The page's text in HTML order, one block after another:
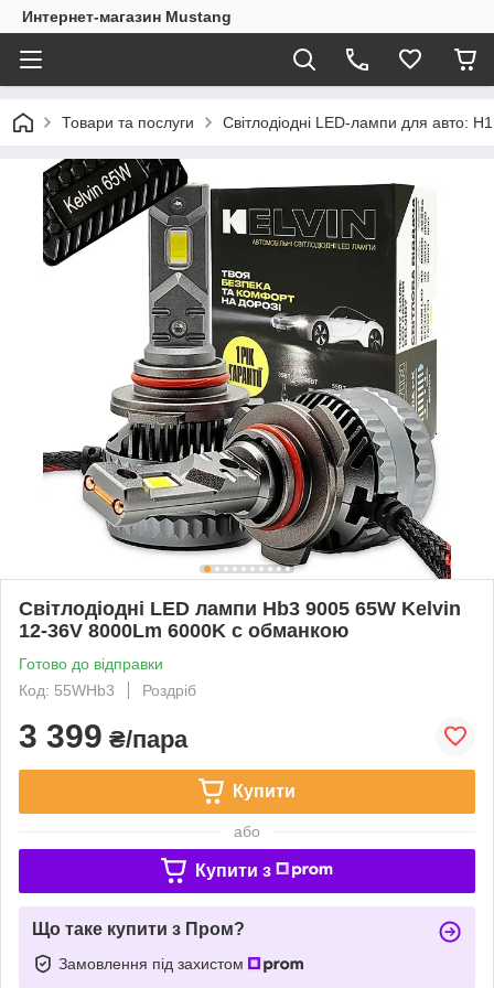
Интернет-магазин Mustang
Товари та послуги Світлодіодні LED-лампи для авто:
Світлодіодні LED лампи Hb3 9005 65W Kelvin
12-36V 8000Lm 6000K c обманкою
Готово до відправки
Код: 55WHb3
Роздріб
3 399 ₴/пара
Купити
або
Купити з
Що таке купити з Пром?
Замовлення під захистом